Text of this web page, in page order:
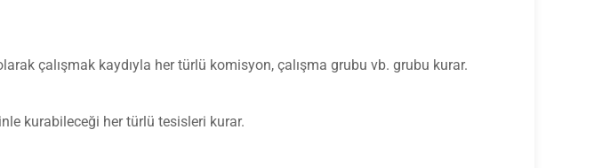
çalışmak kaydıyla her türlü komisyon, çalışma grubu vb. grubu kurar.
kurabileceği her türlü tesisleri kurar.